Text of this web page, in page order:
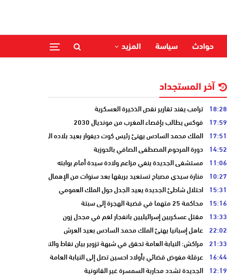
حوادث سياسة المزيد
آخر المستجداد
18:28 ترامب يفند تقارير نقص الذخيرة العسكرية
17:59 فوكس يطالب بإقصاء المغرب من مونديال 2030
17:51 الملك محمد السادس يهنئ رئيس كوت ديفوار بعيد بلاده الوطني
14:52 دورة المرحوم المصطفى الصافي بالحوزية
11:06 مستشفى الجديدة ينفي مزاعم ولادة سيدة أمام بوابته
10:27 منارة سيدي مصباح تستعيد بريقها بعد سنوات من الإهمال
15:31 احتلال شاطئ الجديدة يعيد الجدل حول الملك العمومي
15:16 محاكمة 25 متهما في قضية الهجرة إلى سبتة
13:33 مقتل عسكريين إسرائيليين بانفجار لغم في مجدل زون
22:02 عاهل إسبانيا يهنئ الملك محمد السادس بعيد العرش
21:33 مراكش: النيابة العامة تحقق في شبهة تزوير بيان نقاط والتشهير بطالب
16:44 عرقلة مفوض قضائي بأولاد احسين تصل إلى النيابة العامة
12:19 الجديدة تشدد محاربة السمسرة غير القانونية